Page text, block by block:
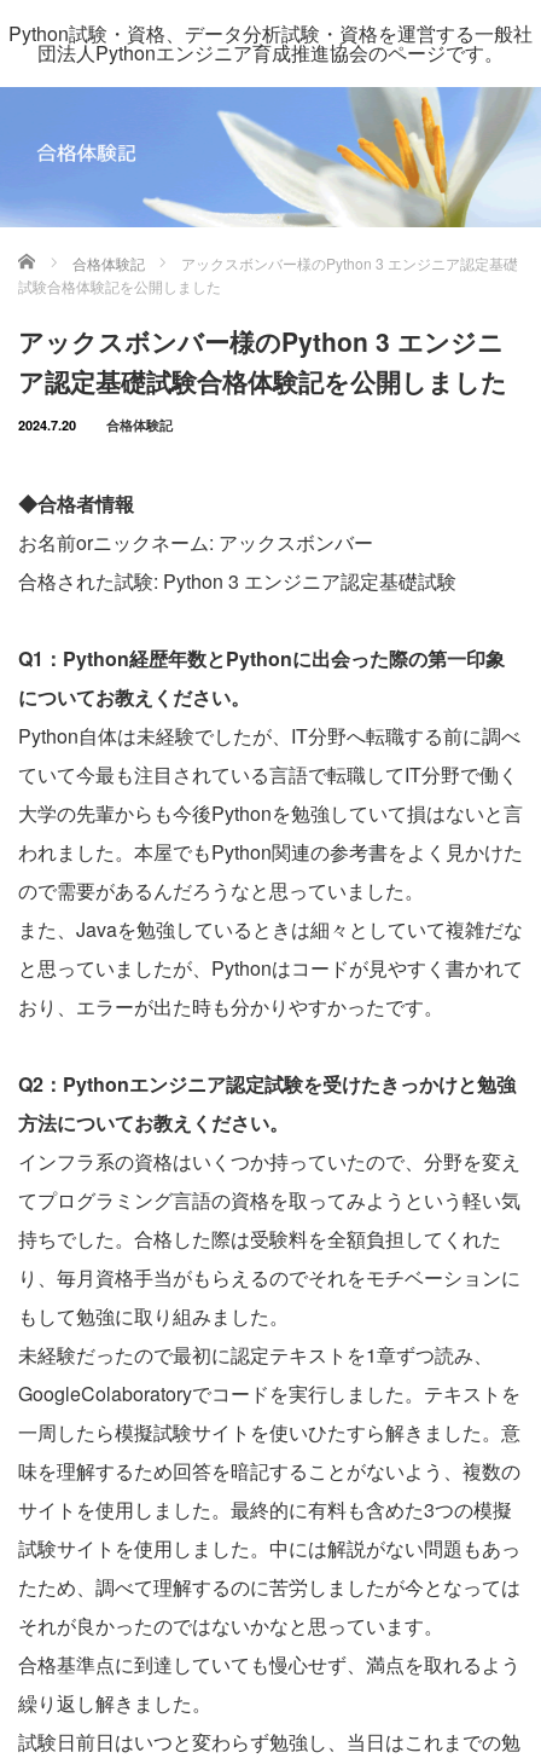
Python試験・資格、データ分析試験・資格を運営する一般社
団法人Pythonエンジニア育成推進協会のページです。
ホーム 合格体験記
アックスボンバー様のPython 3 エンジニア認定基礎
試験合格体験記を公開しました
アックスボンバー様のPython 3 エンジニ
ア認定基礎試験合格体験記を公開しました
2024.7.20 合格体験記
◆合格者情報
お名前orニックネーム: アックスボンバー
合格された試験: Python 3 エンジニア認定基礎試験
Q1：Python経歴年数とPythonに出会った際の第一印象
についてお教えください。
Python自体は未経験でしたが、IT分野へ転職する前に調べ
ていて今最も注目されている言語で転職してIT分野で働く
大学の先輩からも今後Pythonを勉強していて損はないと言
われました。本屋でもPython関連の参考書をよく見かけた
ので需要があるんだろうなと思っていました。
また、Javaを勉強しているときは細々としていて複雑だな
と思っていましたが、Pythonはコードが見やすく書かれて
おり、エラーが出た時も分かりやすかったです。
Q2：Pythonエンジニア認定試験を受けたきっかけと勉強
方法についてお教えください。
インフラ系の資格はいくつか持っていたので、分野を変え
てプログラミング言語の資格を取ってみようという軽い気
持ちでした。合格した際は受験料を全額負担してくれた
り、毎月資格手当がもらえるのでそれをモチベーションに
もして勉強に取り組みました。
未経験だったので最初に認定テキストを1章ずつ読み、
GoogleColaboratoryでコードを実行しました。テキストを
一周したら模擬試験サイトを使いひたすら解きました。意
味を理解するため回答を暗記することがないよう、複数の
サイトを使用しました。最終的に有料も含めた3つの模擬
試験サイトを使用しました。中には解説がない問題もあっ
たため、調べて理解するのに苦労しましたが今となっては
それが良かったのではないかなと思っています。
合格基準点に到達していても慢心せず、満点を取れるよう
繰り返し解きました。
試験日前日はいつと変わらず勉強し、当日はこれまでの勉